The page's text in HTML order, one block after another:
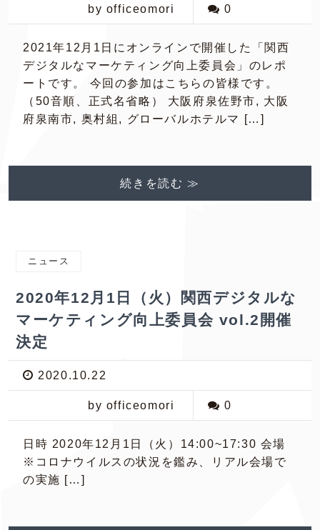
by officeomori 0
2021年12月1日にオンラインで開催した「関西
デジタルなマーケティング向上委員会」のレポ
ートです。 今回の参加はこちらの皆様です。
（50音順、正式名省略） 大阪府泉佐野市, 大阪
府泉南市, 奥村組, グローバルホテルマ […]
続きを読む ≫
ニュース
2020年12月1日（火）関西デジタルな
マーケティング向上委員会 vol.2開催
決定
2020.10.22
by officeomori 0
日時 2020年12月1日（火）14:00~17:30 会場
※コロナウイルスの状況を鑑み、リアル会場で
の実施 […]